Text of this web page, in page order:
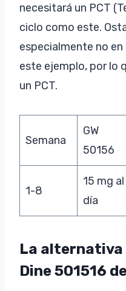
necesitará un PCT
ciclo como este.
especialmente no
este ejemplo, por lo
un PCT.
Semana
GW
50156
1-8
15 mg al
día
La alternativa
Dine 501516